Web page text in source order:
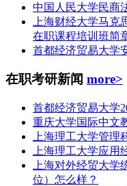
中国人民大学民商
上海财经大学马
在职课程培训班简
首都经济贸易大学
在职考研新闻 more>
首都经济贸易大学
重庆大学国际中文
上海理工大学管
上海理工大学应用
上海对外经贸大
位）怎么样？